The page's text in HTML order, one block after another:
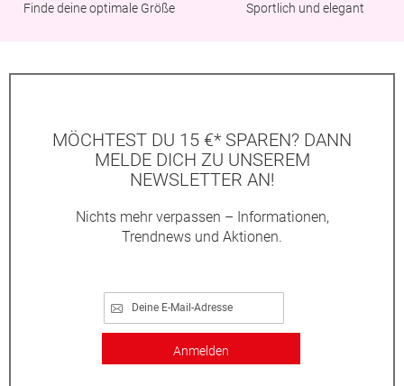
Finde deine optimale Größe Sportlich und elegant
MÖCHTEST DU 15 €* SPAREN? DANN
MELDE DICH ZU UNSEREM
NEWSLETTER AN!
Nichts mehr verpassen – Informationen,
Trendnews und Aktionen.
Anmelden